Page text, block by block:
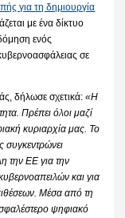
για τη δημιουργία
με ένα δίκτυο
ενός
σε
δήλωσε σχετικά: «Η
Πρέπει όλοι μαζί
κυριαρχία μας. Το
συγκεντρώνει
την ΕΕ για την
και για
Μέσα από τη
ψηφιακό